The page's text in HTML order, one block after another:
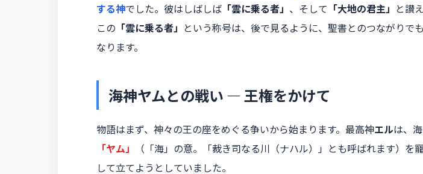
する神でした。彼はしばしば 「雲に乗る者」 、そして 「大地の君主」 と讃
この 「雲に乗る者」 という称号は、後で見るように、聖書とのつながりで
なります。
海神ヤムとの戦い ― 王権をかけて
物語はまず、神々の王の座をめぐる争いから始まります。最高神エルは、
「ヤム」
（「海」の意。「裁き司なる川（ナハル）」とも呼ばれます）を
して立てようとしていました。